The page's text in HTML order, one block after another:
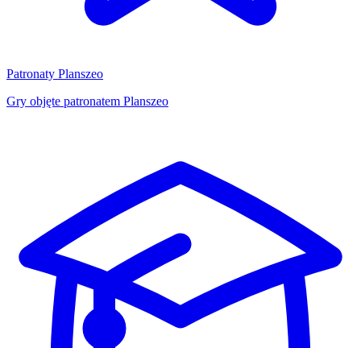
Patronaty Planszeo
Gry objęte patronatem Planszeo